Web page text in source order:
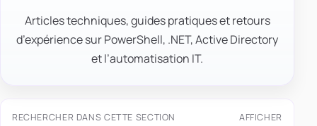
Articles techniques, guides pratiques et retours
d’expérience sur PowerShell, .NET, Active Directory
et l’automatisation IT.
RECHERCHER DANS CETTE SECTION AFFICHER